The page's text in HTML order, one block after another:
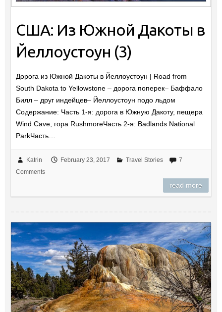
США: Из Южной Дакоты в
Йеллоустоун (3)
Дорога из Южной Дакоты в Йеллоустоун | Road from
South Dakota to Yellowstone – дорога поперек– Баффало
Билл – друг индейцев– Йеллоустоун подо льдом
Содержание: Часть 1-я: дорога в Южную Дакоту, пещера
Wind Cave, гора RushmoreЧасть 2-я: Badlands National
ParkЧасть…
Katrin February 23, 2017 Travel Stories
7
Comments
read more